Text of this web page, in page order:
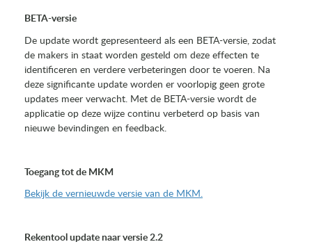
BETA-versie
De update wordt gepresenteerd als een BETA-versie, zodat
de makers in staat worden gesteld om deze effecten te
identificeren en verdere verbeteringen door te voeren. Na
deze significante update worden er voorlopig geen grote
updates meer verwacht. Met de BETA-versie wordt de
applicatie op deze wijze continu verbeterd op basis van
nieuwe bevindingen en feedback.
Toegang tot de MKM
Bekijk de vernieuwde versie van de MKM.
Rekentool update naar versie 2.2